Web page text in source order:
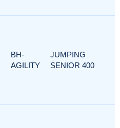
BH-
AGILITY
JUMPING
SENIOR 400